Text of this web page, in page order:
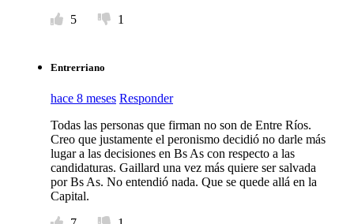
5
1
Entrerriano
hace 8 meses Responder
Todas las personas que firman no son de Entre Ríos.
Creo que justamente el peronismo decidió no darle más
lugar a las decisiones en Bs As con respecto a las
candidaturas. Gaillard una vez más quiere ser salvada
por Bs As. No entendió nada. Que se quede allá en la
Capital.